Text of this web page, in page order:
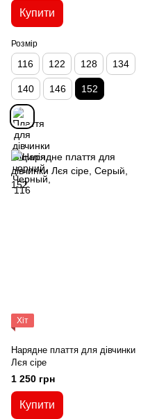
Купити
Розмір
116 122 128 134
140 146 152
Хіт
Нарядне плаття для дівчинки
Лєя сіре
1 250 грн
Купити